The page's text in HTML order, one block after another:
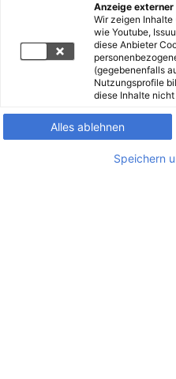
Anzeige externer
Wir zeigen
wie Youtube,
diese Anbieter
(gegebenenfalls
Nutzungsprofile
diese Inhalte nicht
Alles ablehnen
Speichern